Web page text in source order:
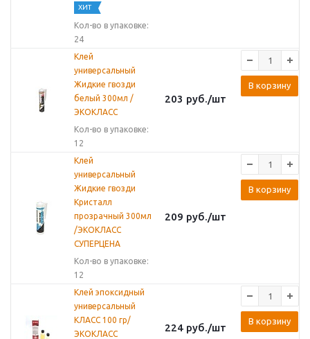
ХИТ
Кол-во в упаковке:
24
Клей
универсальный
Жидкие гвозди
белый 300мл /
ЭКОКЛАСС
Кол-во в упаковке:
12
203 руб./шт
В корзину
Клей
универсальный
Жидкие гвозди
Кристалл
прозрачный 300мл
/ЭКОКЛАСС
СУПЕРЦЕНА
Кол-во в упаковке:
12
209 руб./шт
В корзину
Клей эпоксидный
универсальный
КЛАСС 100 гр/
ЭКОКЛАСС
224 руб./шт
В корзину